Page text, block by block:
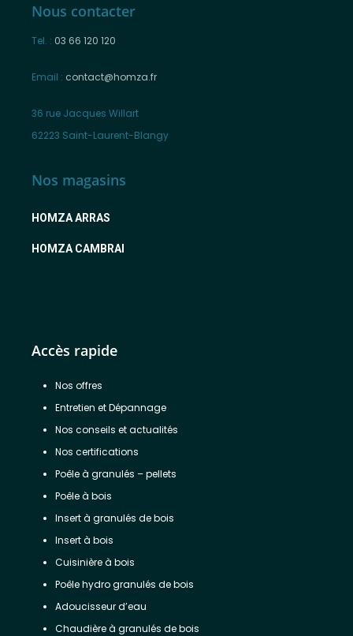
Nous contacter
Tel. : 03 66 120 120
Email : contact@homza.fr
36 rue Jacques Willart
62223 Saint-Laurent-Blangy
Nos magasins
HOMZA ARRAS
HOMZA CAMBRAI
Accès rapide
Nos offres
Entretien et Dépannage
Nos conseils et actualités
Nos certifications
Poêle à granulés – pellets
Poêle à bois
Insert à granulés de bois
Insert à bois
Cuisinière à bois
Poêle hydro granulés de bois
Adoucisseur d’eau
Chaudière à granulés de bois